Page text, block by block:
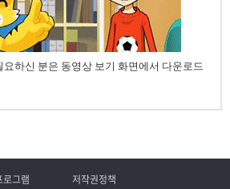
하신 분은 동영상 보기 화면에서 다운로드
그램 저작권정책